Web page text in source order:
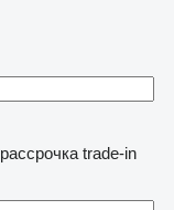
рассрочка trade-in